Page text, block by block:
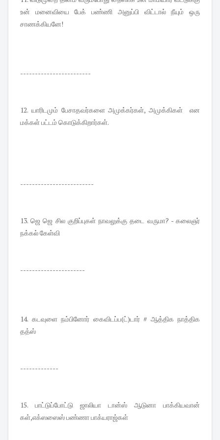
உன் மனைவியை பேக் பண்ணி அனுப்பி விட்டால் நீயும் ஒரு
சாணக்கியனே!
------------------------
12. யாரிடமும் பேசாதவர்களை அமுக்கர்கள், அமுக்கிகள் என
மக்கள் பட்டம் கொடுக்கிறார்கள்.
-------------------------
13. ஜெ ஜெ சில குறிப்புகள் நாவலுக்கு தடை வருமா? - கலைஞர்
நக்கல் கேள்வி
----------------------
14. கடவுளை நம்பினோர் கைவிடப்ப(ட்)டார் # ஆத்திக நாத்திக
தத்ஸ்
-------------
15. பாட்டுப்போட்டு ஜாலியா டான்ஸ் ஆடுனா பாக்கியவான்
கள்,எக்ஸஸைஸ் பண்ணா பாக்யராஜ்கள்